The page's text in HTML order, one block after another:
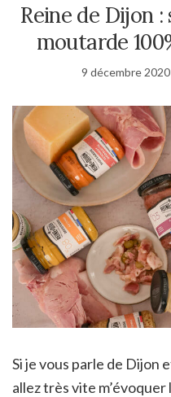
Reine de Dijon :
moutarde
9 décembre 2020
Si je vous parle de Dijon
allez très vite